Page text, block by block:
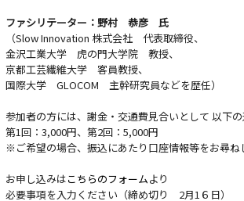
ファシリテーター：野村 恭彦 氏
（Slow Innovation 株式会社 代表取締役、
金沢工業大学 虎の門大学院 教授、
京都工芸繊維大学 客員教授、
国際大学 GLOCOM 主幹研究員などを歴任）
参加者の方には、謝金・交通費見合いとして 以下の
第1回：3,000円、第2回：5,000円
※ご希望の場合、振込にあたり口座情報等をお尋ね
お申し込みはこちらのフォームより
必要事項を入力ください（締め切り 2月1６日）